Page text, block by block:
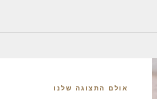
אולם התצוגה שלנו